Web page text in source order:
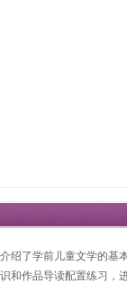
绍了学前儿童文学的
和作品导读配置练习